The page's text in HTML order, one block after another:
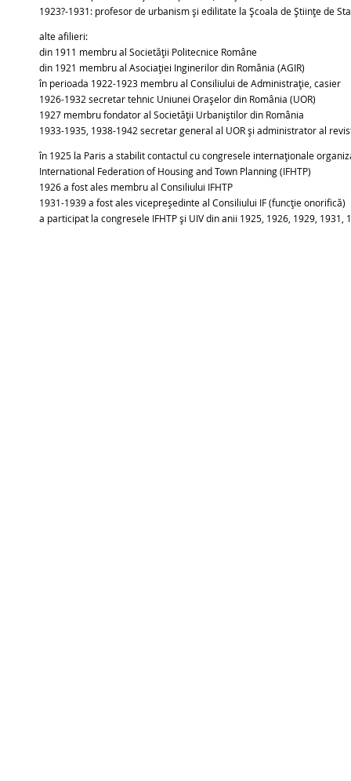
1923?-1931: profesor de urbanism și edilitate la Școala de Științe de
alte afilieri:
din 1911 membru al Societății Politecnice Române
din 1921 membru al Asociației Inginerilor din România (AGIR)
în perioada 1922-1923 membru al Consiliului de Administrație, casier
1926-1932 secretar tehnic Uniunei Orașelor din România (UOR)
1927 membru fondator al Societății Urbaniștilor din România
1933-1935, 1938-1942 secretar general al UOR și administrator al
în 1925 la Paris a stabilit contactul cu congresele internaționale
International Federation of Housing and Town Planning (IFHTP)
1926 a fost ales membru al Consiliului IFHTP
1931-1939 a fost ales vicepreședinte al Consiliului IF (funcție onorifică)
a participat la congresele IFHTP și UIV din anii 1925, 1926, 1929, 1931,